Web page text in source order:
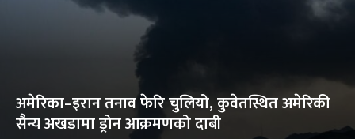
अमेरिका–इरान तनाव फेरि चुलियो, कुवेतस्थित अमेरिकी
सैन्य अखडामा ड्रोन आक्रमणको दाबी